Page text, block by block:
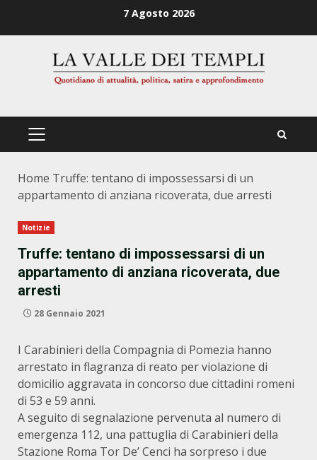
7 Agosto 2026
PRIMÄRES
Home Truffe: tentano di impossessarsi di un
appartamento di anziana ricoverata, due arresti
Notizie
Truffe: tentano di impossessarsi di un
appartamento di anziana ricoverata, due
arresti
28 Gennaio 2021
I Carabinieri della Compagnia di Pomezia hanno
arrestato in flagranza di reato per violazione di
domicilio aggravata in concorso due cittadini romeni
di 53 e 59 anni.
A seguito di segnalazione pervenuta al numero di
emergenza 112, una pattuglia di Carabinieri della
Stazione Roma Tor De’ Cenci ha sorpreso i due